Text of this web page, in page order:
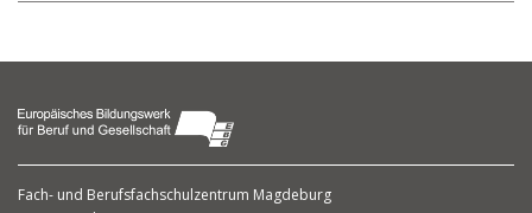
Fach- und Berufsfachschulzentrum Magdeburg